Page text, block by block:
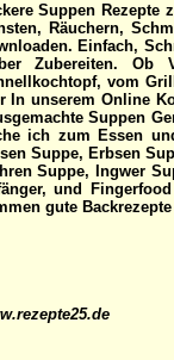
Suppen Rezepte
Räuchern,
Einfach,
Zubereiten. Ob
vom
In unserem Online
Suppen
ich zum Essen
Suppe, Erbsen
Suppe, Ingwer
und
gute